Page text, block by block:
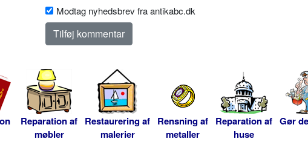
Modtag nyhedsbrev fra antikabc.dk
Reparation af
møbler
Restaurering af
malerier
Rensning af
metaller
Reparation af
huse
Gør